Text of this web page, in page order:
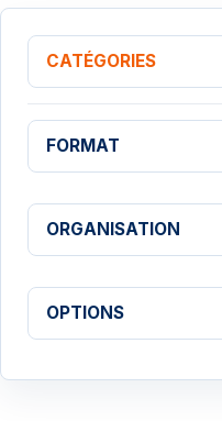
CATÉGORIES
FORMAT
ORGANISATION
OPTIONS